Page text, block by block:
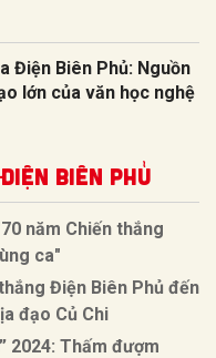
Điện Biên Phủ: Nguồn
lớn của văn học nghệ
BIÊN PHỦ
năm Chiến thắng
ca"
Điện Biên Phủ đến
đạo Củ Chi
2024: Thấm đượm